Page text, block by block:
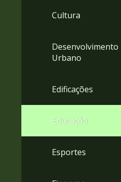
Cultura
Desenvolvimento
Urbano
Edificações
Educação
Esportes